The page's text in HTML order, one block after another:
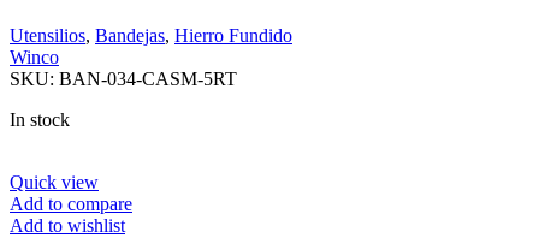
Utensilios, Bandejas, Hierro Fundido
Winco
SKU: BAN-034-CASM-5RT
In stock
Quick view
Add to compare
Add to wishlist